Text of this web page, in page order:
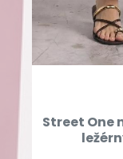
Street One